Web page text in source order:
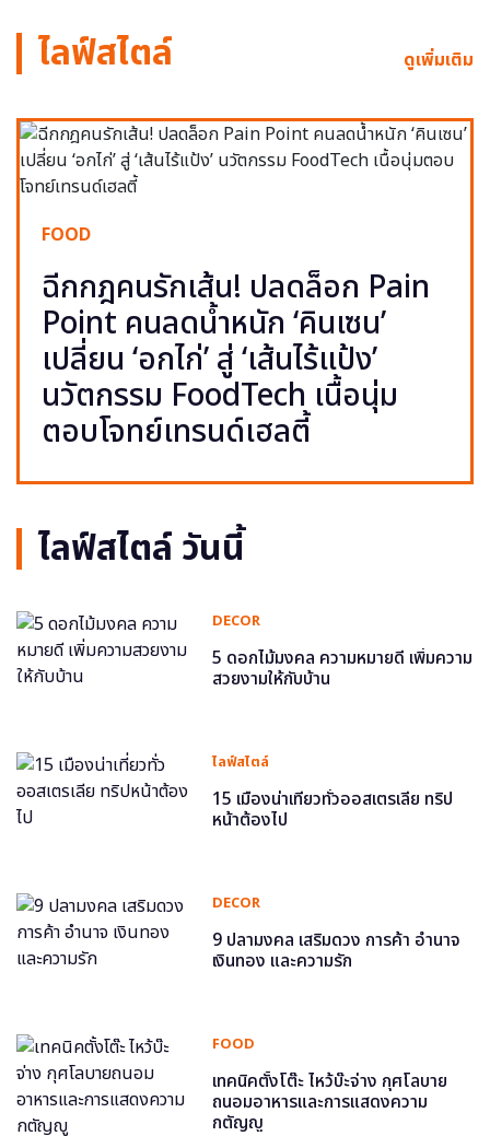
ไลฟ์สไตล์ ดูเพิ่มเติม
FOOD
ฉีกกฎคนรักเส้น! ปลดล็อก Pain
Point คนลดน้ำหนัก ‘คินเซน’
เปลี่ยน ‘อกไก่’ สู่ ‘เส้นไร้แป้ง’
นวัตกรรม FoodTech เนื้อนุ่ม
ตอบโจทย์เทรนด์เฮลตี้
ไลฟ์สไตล์ วันนี้
DECOR
5 ดอกไม้มงคล ความหมายดี เพิ่มความ
สวยงามให้กับบ้าน
ไลฟ์สไตล์
15 เมืองน่าเที่ยวทั่วออสเตรเลีย ทริป
หน้าต้องไป
DECOR
9 ปลามงคล เสริมดวง การค้า อำนาจ
เงินทอง และความรัก
FOOD
เทคนิคตั้งโต๊ะ ไหว้บ๊ะจ่าง กุศโลบาย
ถนอมอาหารและการแสดงความ
กตัญญู